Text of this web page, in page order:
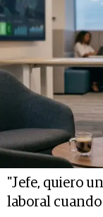
"Jefe, quiero
laboral